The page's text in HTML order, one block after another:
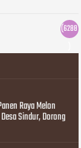
(6288
Raya Melon
Sindur, Dorong